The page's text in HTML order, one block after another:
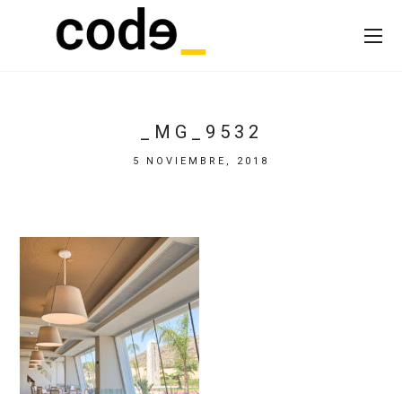
_MG_9532
5 NOVIEMBRE, 2018